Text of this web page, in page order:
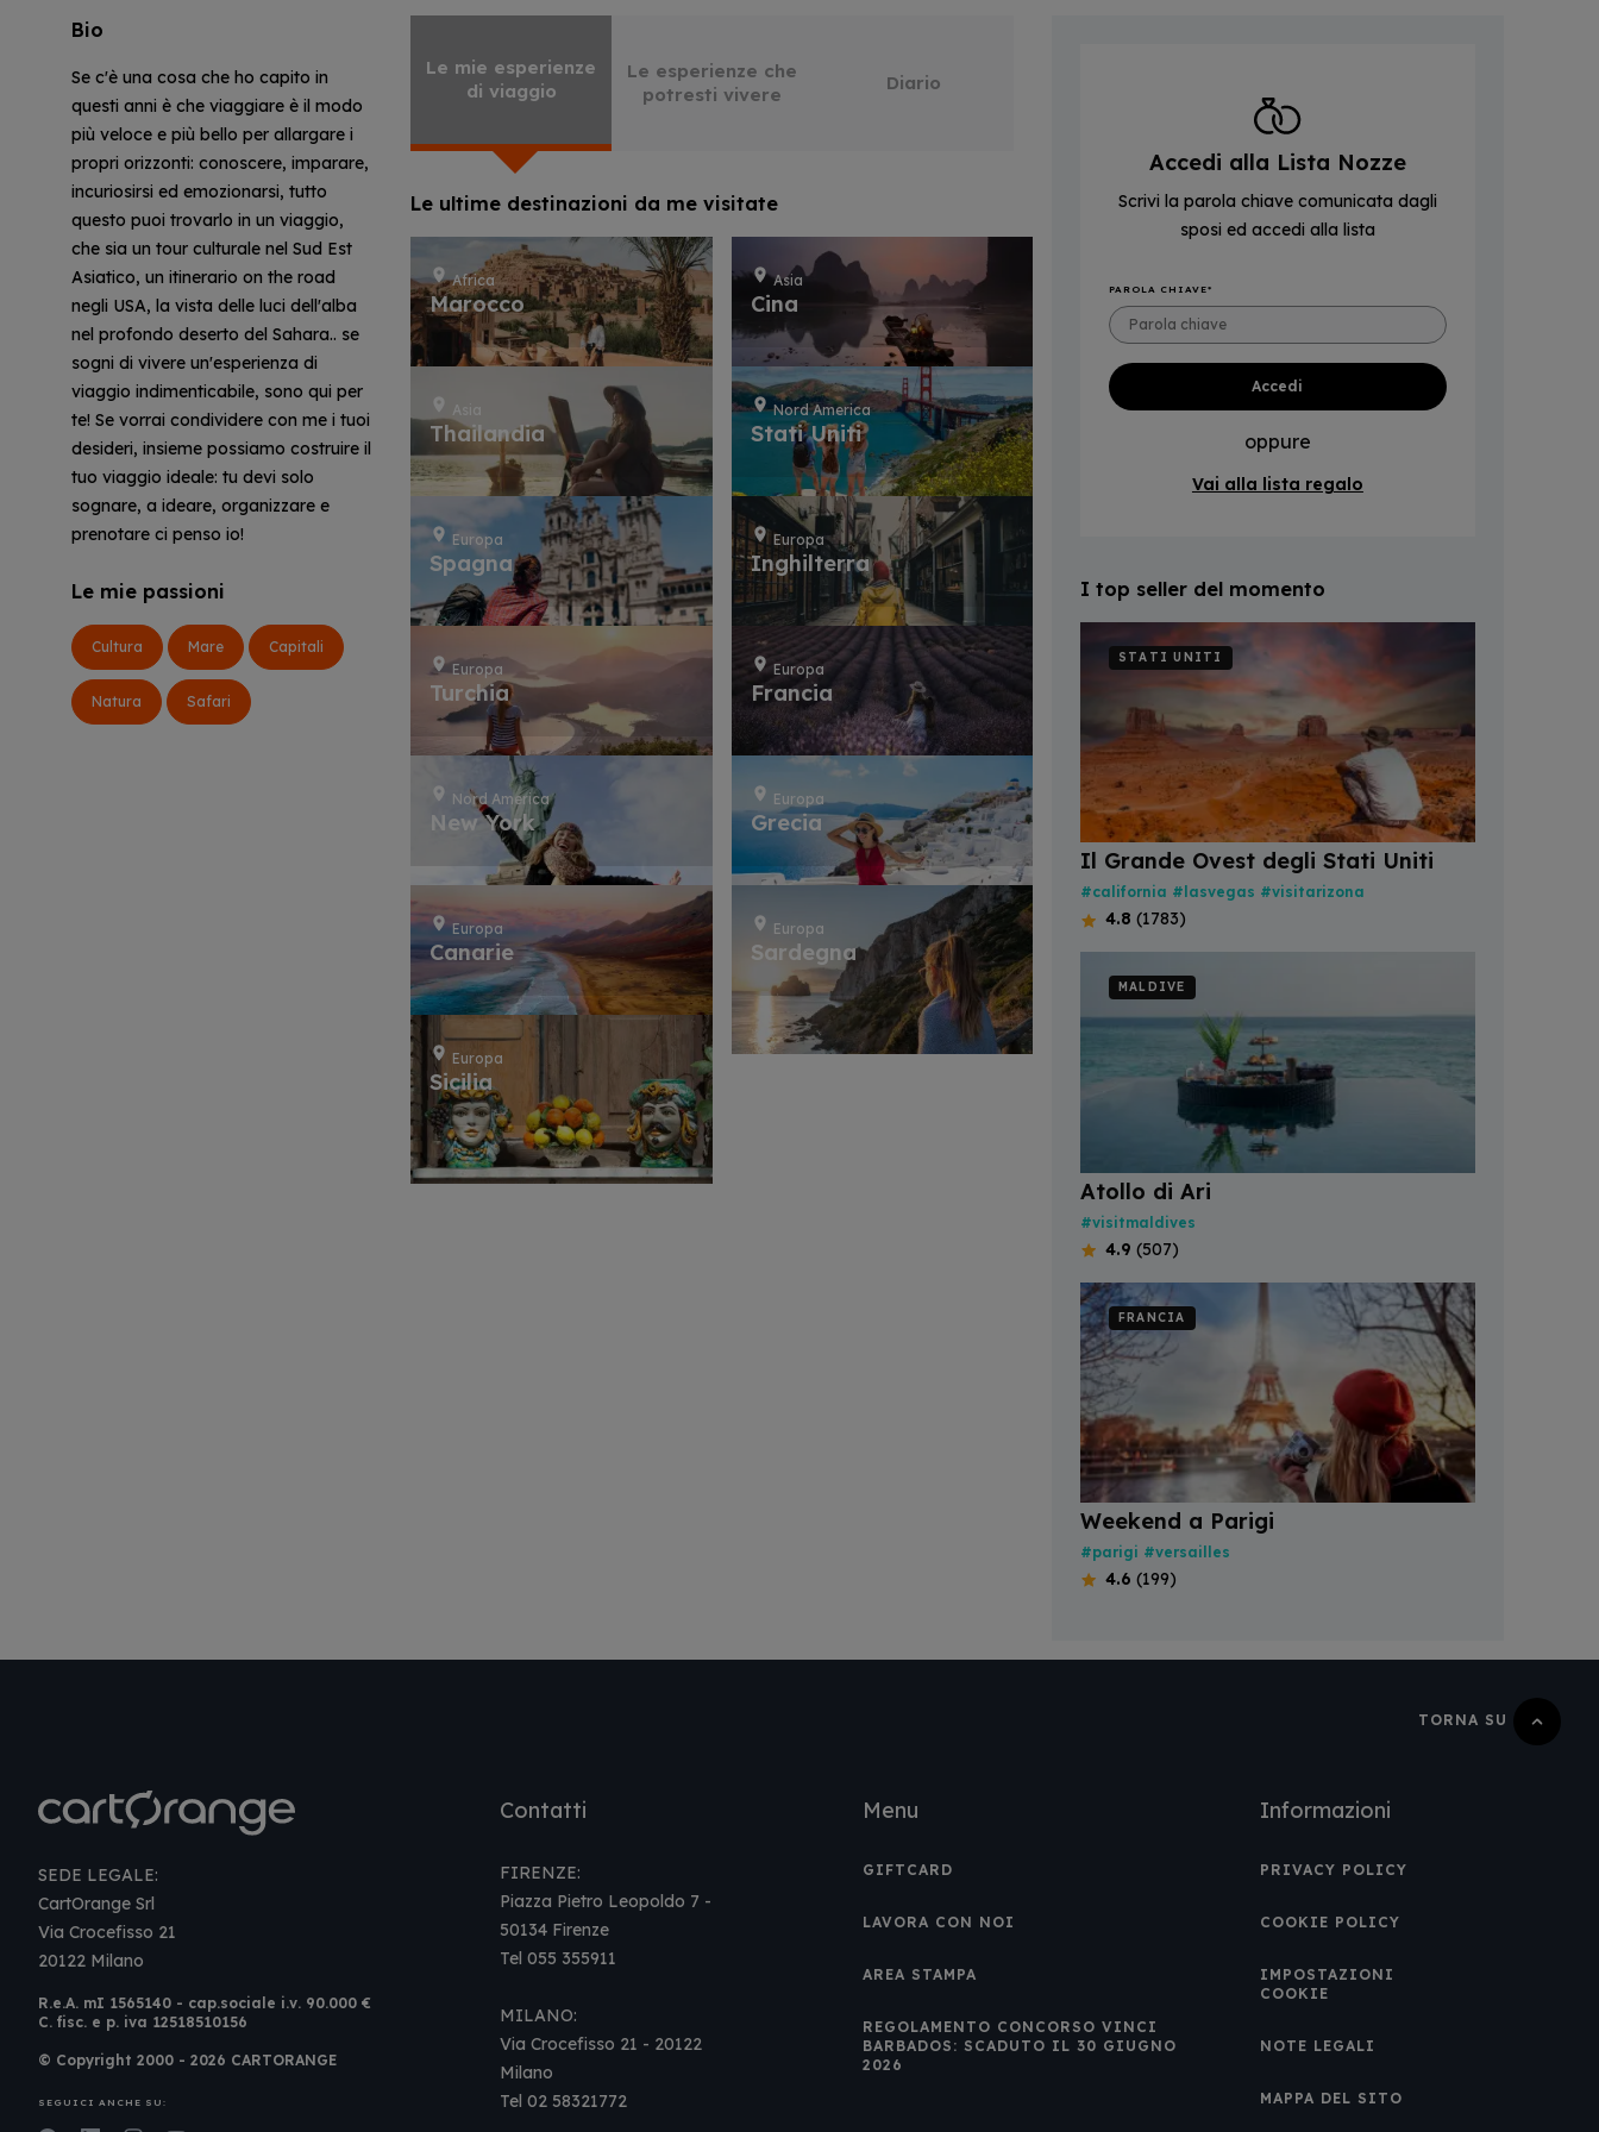
Bio
Se c'è una cosa che ho capito in
questi anni è che viaggiare è il modo
più veloce e più bello per allargare i
propri orizzonti: conoscere, imparare,
incuriosirsi ed emozionarsi, tutto
questo puoi trovarlo in un viaggio,
che sia un tour culturale nel Sud Est
Asiatico, un itinerario on the road
negli USA, la vista delle luci dell'alba
nel profondo deserto del Sahara.. se
sogni di vivere un'esperienza di
viaggio indimenticabile, sono qui per
te! Se vorrai condividere con me i tuoi
desideri, insieme possiamo costruire il
tuo viaggio ideale: tu devi solo
sognare, a ideare, organizzare e
prenotare ci penso io!
Le mie passioni
Cultura Mare Capitali
Natura Safari
Le mie esperienze
di viaggio
Le esperienze che
potresti vivere
Diario
Le ultime destinazioni da me visitate
Africa
Marocco
Asia
Cina
Asia
Thailandia
Nord America
Stati Uniti
Europa
Spagna
Europa
Inghilterra
Europa
Turchia
Europa
Francia
Nord America
New York
Europa
Grecia
Europa
Canarie
Europa
Sardegna
Europa
Sicilia
Accedi alla Lista Nozze
Scrivi la parola chiave comunicata dagli
sposi ed accedi alla lista
PAROLA CHIAVE
oppure
Vai alla lista regalo
I top seller del momento
STATI UNITI
Il Grande Ovest degli Stati Uniti
#california #lasvegas #visitarizona
4.8 (1783)
MALDIVE
Atollo di Ari
#visitmaldives
4.9 (507)
FRANCIA
Weekend a Parigi
#parigi #versailles
4.6 (199)
TORNA SU
Menu
GIFTCARD
LAVORA CON NOI
AREA STAMPA
REGOLAMENTO CONCORSO VINCI
BARBADOS: SCADUTO IL 30 GIUGNO
2026
Informazioni
PRIVACY POLICY
COOKIE POLICY
IMPOSTAZIONI
COOKIE
NOTE LEGALI
MAPPA DEL SITO
SEDE LEGALE:
CartOrange Srl
Via Crocefisso 21
20122 Milano
R.e.A. mI 1565140 - cap.sociale i.v. 90.000 €
C. fisc. e p. iva 12518510156
© Copyright 2000 - 2026 CARTORANGE
SEGUICI ANCHE SU:
Contatti
FIRENZE:
Piazza Pietro Leopoldo 7 -
50134 Firenze
Tel 055 355911
MILANO:
Via Crocefisso 21 - 20122
Milano
Tel 02 58321772